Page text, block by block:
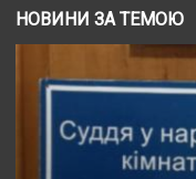
НОВИНИ ЗА ТЕМОЮ